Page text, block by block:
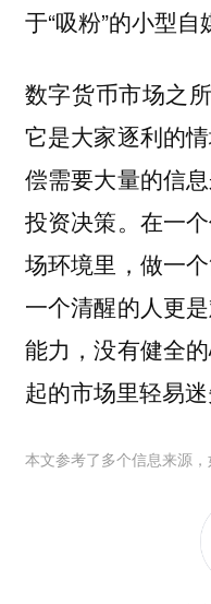
于“吸粉”的小型自
数字货币市场之
它是大家逐利的
偿需要大量的信
投资决策。在一
场环境里，做一
一个清醒的人更
能力，没有健全
起的市场里轻易迷
本文参考了多个信息来源，